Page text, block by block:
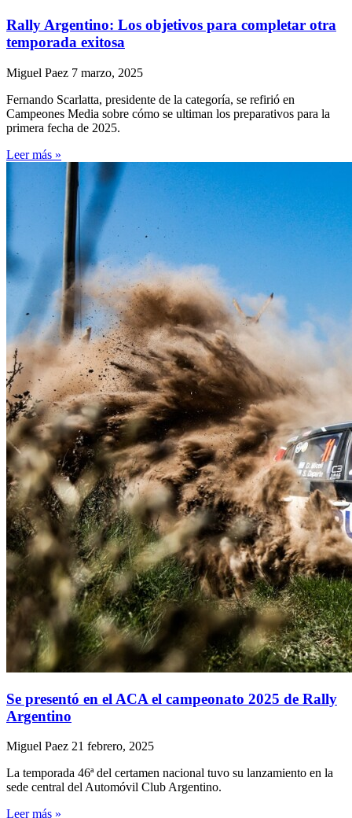
Rally Argentino: Los objetivos para completar otra
temporada exitosa
Miguel Paez 7 marzo, 2025
Fernando Scarlatta, presidente de la categoría, se refirió en
Campeones Media sobre cómo se ultiman los preparativos para la
primera fecha de 2025.
Leer más »
Se presentó en el ACA el campeonato 2025 de Rally
Argentino
Miguel Paez 21 febrero, 2025
La temporada 46ª del certamen nacional tuvo su lanzamiento en la
sede central del Automóvil Club Argentino.
Leer más »